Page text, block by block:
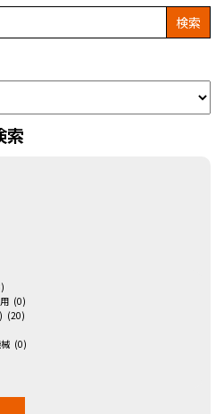
索
(0)
(20)
(0)